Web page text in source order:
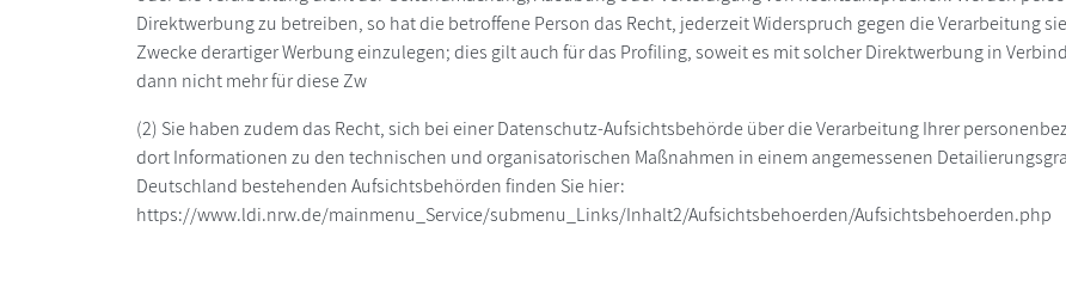
Direktwerbung zu betreiben, so hat die betroffene Person das Recht, jederzeit Widerspruch gegen die Verarbeitung
Zwecke derartiger Werbung einzulegen; dies gilt auch für das Profiling, soweit es mit solcher Direktwerbung in
dann nicht mehr für diese Zw
(2) Sie haben zudem das Recht, sich bei einer Datenschutz-Aufsichtsbehörde über die Verarbeitung Ihrer
dort Informationen zu den technischen und organisatorischen Maßnahmen in einem angemessenen
Deutschland bestehenden Aufsichtsbehörden finden Sie hier:
https://www.ldi.nrw.de/mainmenu_Service/submenu_Links/Inhalt2/Aufsichtsbehoerden/Aufsichtsbehoerden.php